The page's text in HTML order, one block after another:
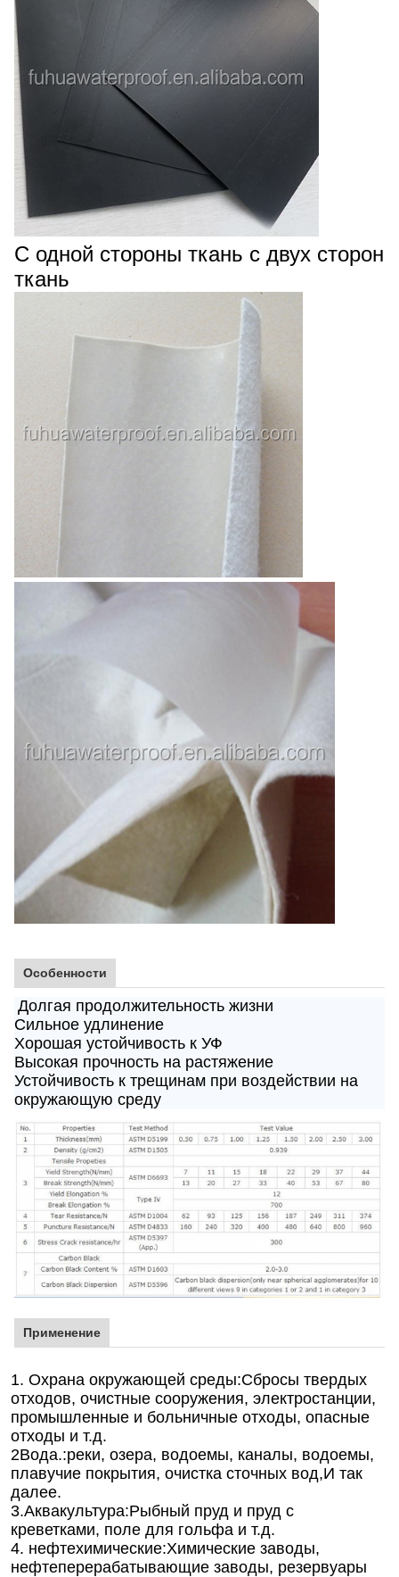
С одной стороны ткань с двух сторон
ткань
Особенности
Долгая продолжительность жизни
Сильное удлинение
Хорошая устойчивость к УФ
Высокая прочность на растяжение
Устойчивость к трещинам при воздействии на
окружающую среду
Применение
1. Охрана окружающей среды:Сбросы твердых
отходов, очистные сооружения, электростанции,
промышленные и больничные отходы, опасные
отходы и т.д.
2Вода.:реки, озера, водоемы, каналы, водоемы,
плавучие покрытия, очистка сточных вод,И так
далее.
3.Аквакультура:Рыбный пруд и пруд с
креветками, поле для гольфа и т.д.
4. нефтехимические:Химические заводы,
нефтеперерабатывающие заводы, резервуары